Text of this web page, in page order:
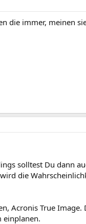
die immer, meinen
solltest Du dann
die
Acronis True Image.
einplanen.